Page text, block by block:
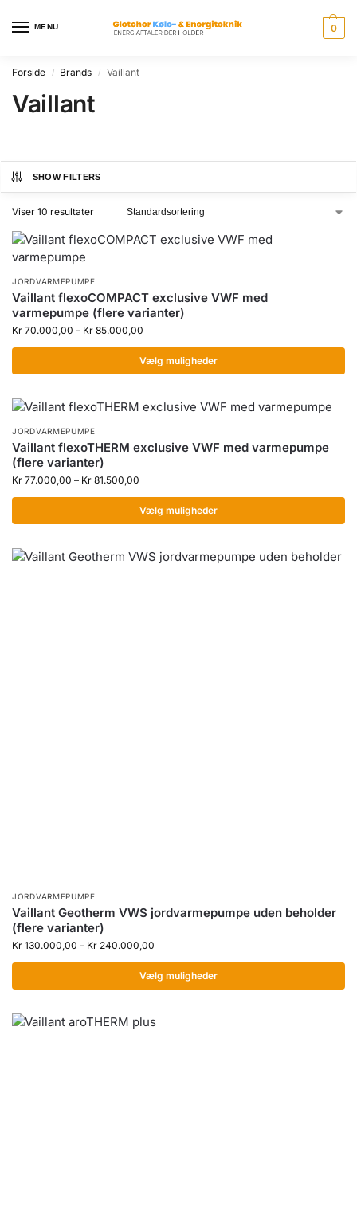
MENU 0
Forside / Brands / Vaillant
Vaillant
SHOW FILTERS
Viser 10 resultater
JORDVARMEPUMPE
Vaillant flexoCOMPACT exclusive VWF med
varmepumpe (flere varianter)
Kr 70.000,00 – Kr 85.000,00
Vælg muligheder
JORDVARMEPUMPE
Vaillant flexoTHERM exclusive VWF med varmepumpe
(flere varianter)
Kr 77.000,00 – Kr 81.500,00
Vælg muligheder
JORDVARMEPUMPE
Vaillant Geotherm VWS jordvarmepumpe uden beholder
(flere varianter)
Kr 130.000,00 – Kr 240.000,00
Vælg muligheder